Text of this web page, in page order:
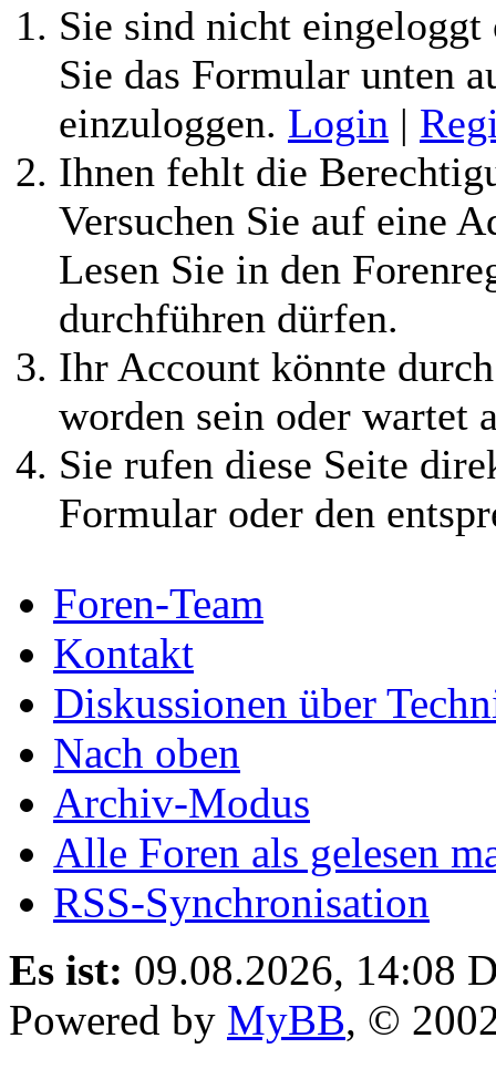
Sie sind nicht
Sie das Formular unten
einzuloggen. Login |
Ihnen fehlt die
Versuchen Sie auf eine
Lesen Sie in den
durchführen dürfen.
Ihr Account könnte
worden sein oder wartet
Sie rufen diese Seite
Formular oder den
Foren-Team
Kontakt
Diskussionen über
Nach oben
Archiv-Modus
Alle Foren als gelesen
RSS-Synchronisation
Es ist: 09.08.2026, 14:08
Powered by MyBB, ©